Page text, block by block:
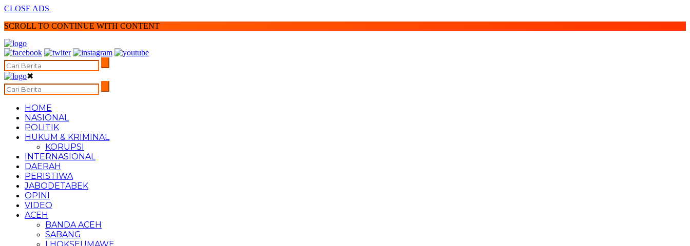
CLOSE ADS
SCROLL TO CONTINUE WITH CONTENT
✖
HOME
NASIONAL
POLITIK
HUKUM & KRIMINAL
KORUPSI
INTERNASIONAL
DAERAH
PERISTIWA
JABODETABEK
OPINI
VIDEO
ACEH
BANDA ACEH
SABANG